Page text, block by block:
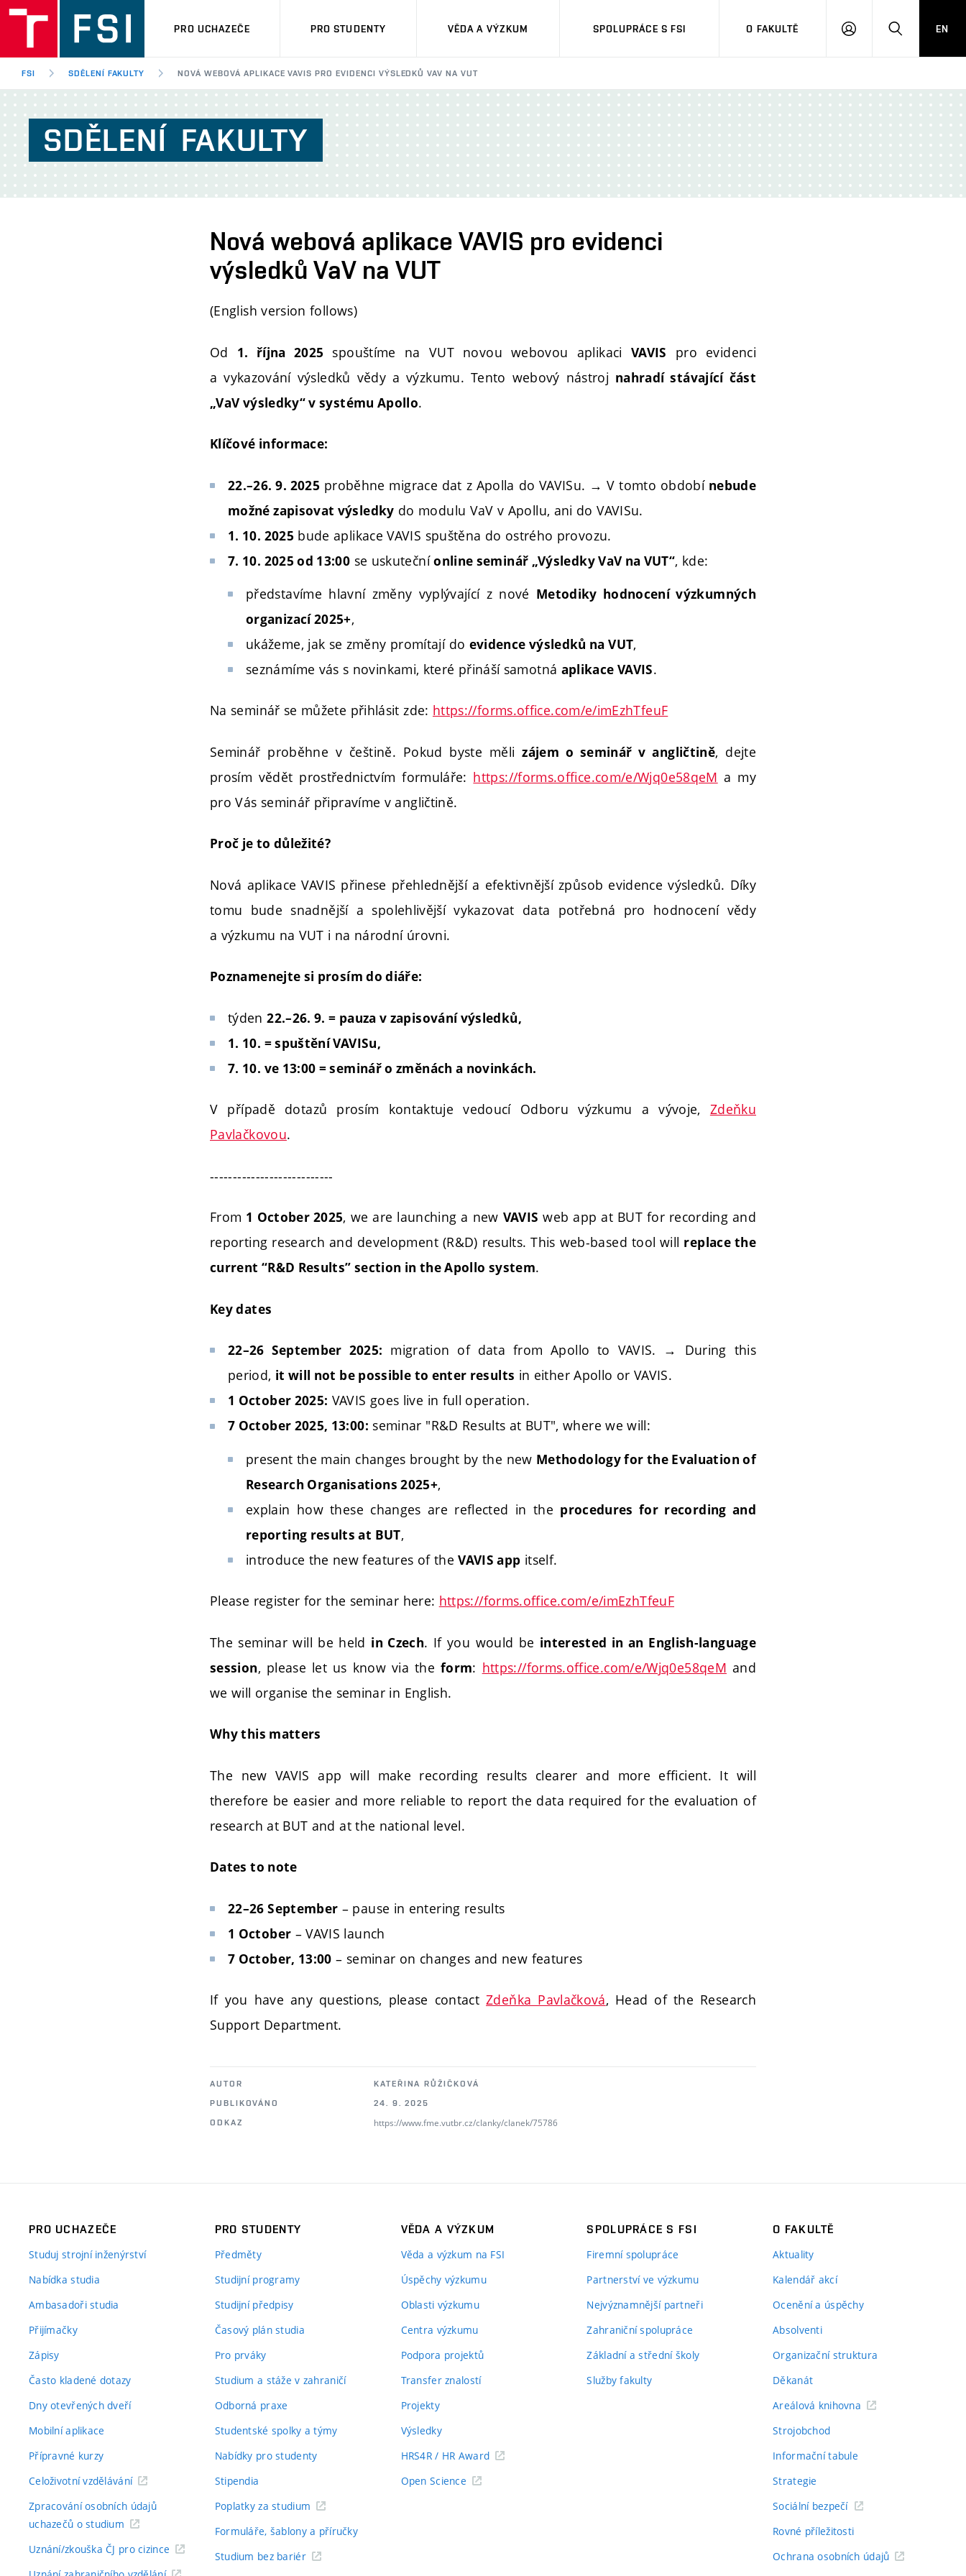
PRO UCHAZEČE PRO STUDENTY VĚDA A VÝZKUM SPOLUPRÁCE S FSI O FAKULTĚ
PŘIHLÁŠENÍHLEDAT
EN
FSI SDĚLENÍ FAKULTY NOVÁ WEBOVÁ APLIKACE VAVIS PRO EVIDENCI VÝSLEDKŮ VAV NA VUT
SDĚLENÍ FAKULTY
Nová webová aplikace VAVIS pro evidenci
výsledků VaV na VUT
(English version follows)
Od 1. října 2025 spouštíme na VUT novou webovou aplikaci VAVIS pro evidenci
a vykazování výsledků vědy a výzkumu. Tento webový nástroj nahradí stávající část
„VaV výsledky“ v systému Apollo.
Klíčové informace:
22.–26. 9. 2025 proběhne migrace dat z Apolla do VAVISu. → V tomto období nebude
možné zapisovat výsledky do modulu VaV v Apollu, ani do VAVISu.
1. 10. 2025 bude aplikace VAVIS spuštěna do ostrého provozu.
7. 10. 2025 od 13:00 se uskutečníonline seminář „Výsledky VaV na VUT“, kde:
představíme hlavní změny vyplývající z nové Metodiky hodnocení výzkumných
organizací 2025+,
ukážeme, jak se změny promítají do evidence výsledků na VUT,
seznámíme vás s novinkami, které přináší samotná aplikace VAVIS.
Na seminář se můžete přihlásit zde: https://forms.office.com/e/imEzhTfeuF
Seminář proběhne v češtině. Pokud byste mělizájem o seminář v angličtině, dejte
prosím vědět prostřednictvím formuláře: https://forms.office.com/e/Wjq0e58qeM a my
pro Vás seminář připravíme v angličtině.
Proč je to důležité?
Nová aplikace VAVIS přinese přehlednější a efektivnější způsob evidence výsledků. Díky
tomu bude snadnější a spolehlivější vykazovat data potřebná pro hodnocení vědy
a výzkumu na VUT i na národní úrovni.
Poznamenejte si prosím do diáře:
týden22.–26. 9. = pauza v zapisování výsledků,
1. 10. = spuštění VAVISu,
7. 10. ve 13:00 = seminář o změnách a novinkách.
V případě dotazů prosím kontaktuje vedoucí Odboru výzkumu a vývoje, Zdeňku
Pavlačkovou.
---------------------------
From 1 October 2025, we are launching a new VAVIS web app at BUT for recording and
reporting research and development (R&D) results. This web-based tool will replace the
current “R&D Results” section in the Apollo system.
Key dates
22–26 September 2025: migration of data from Apollo to VAVIS. → During this
period, it will not be possible to enter results in either Apollo or VAVIS.
1 October 2025: VAVIS goes live in full operation.
7 October 2025, 13:00: seminar "R&D Results at BUT", where we will:
present the main changes brought by the new Methodology for the Evaluation of
Research Organisations 2025+,
explain how these changes are reflected in the procedures for recording and
reporting results at BUT,
introduce the new features of theVAVIS app itself.
Please register for the seminar here: https://forms.office.com/e/imEzhTfeuF
The seminar will be held in Czech. If you would be interested in an English-language
session, please let us know via the form: https://forms.office.com/e/Wjq0e58qeM and
we will organise the seminar in English.
Why this matters
The new VAVIS app will make recording results clearer and more efficient. It will
therefore be easier and more reliable to report the data required for the evaluation of
research at BUT and at the national level.
Dates to note
22–26 September – pause in entering results
1 October – VAVIS launch
7 October, 13:00 – seminar on changes and new features
If you have any questions, please contactZdeňka Pavlačková, Head of the Research
Support Department.
AUTOR
KATEŘINA RŮŽIČKOVÁ
PUBLIKOVÁNO
24. 9. 2025
ODKAZ
https://www.fme.vutbr.cz/clanky/clanek/75786
PRO UCHAZEČE
Studuj strojní inženýrství
Nabídka studia
Ambasadoři studia
Přijímačky
Zápisy
Často kladené dotazy
Dny otevřených dveří
Mobilní aplikace
Přípravné kurzy
Celoživotní vzdělávání
Zpracování osobních údajů
uchazečů o studium
Uznání/zkouška ČJ pro cizince
PRO STUDENTY
Předměty
Studijní programy
Studijní předpisy
Časový plán studia
Pro prváky
Studium a stáže v zahraničí
Odborná praxe
Studentské spolky a týmy
Nabídky pro studenty
Stipendia
Poplatky za studium
Formuláře, šablony a příručky
Studium bez bariér
VĚDA A VÝZKUM
Věda a výzkum na FSI
Úspěchy výzkumu
Oblasti výzkumu
Centra výzkumu
Podpora projektů
Transfer znalostí
Projekty
Výsledky
HRS4R / HR Award
Open Science
SPOLUPRÁCE S FSI
Firemní spolupráce
Partnerství ve výzkumu
Nejvýznamnější partneři
Zahraniční spolupráce
Základní a střední školy
Služby fakulty
O FAKULTĚ
Aktuality
Kalendář akcí
Ocenění a úspěchy
Absolventi
Organizační struktura
Děkanát
Areálová knihovna
Strojobchod
Informační tabule
Strategie
Sociální bezpečí
Rovné příležitosti
Ochrana osobních údajů